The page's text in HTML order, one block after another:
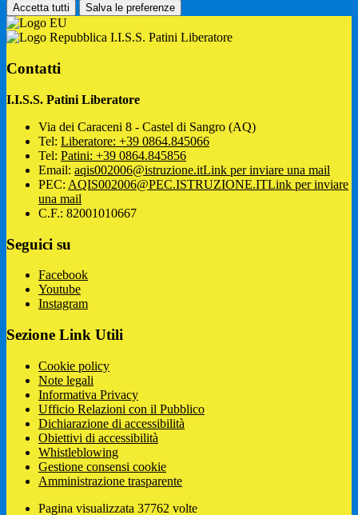
Accetta tutti Salva le preferenze
I.I.S.S. Patini Liberatore
Contatti
I.I.S.S. Patini Liberatore
Via dei Caraceni 8 - Castel di Sangro (AQ)
Tel: Liberatore: +39 0864.845066
Tel: Patini: +39 0864.845856
Email: aqis002006@istruzione.itLink per inviare una mail
PEC: AQIS002006@PEC.ISTRUZIONE.ITLink per inviare
una mail
C.F.: 82001010667
Seguici su
Facebook
Youtube
Instagram
Sezione Link Utili
Cookie policy
Note legali
Informativa Privacy
Ufficio Relazioni con il Pubblico
Dichiarazione di accessibilità
Obiettivi di accessibilità
Whistleblowing
Gestione consensi cookie
Amministrazione trasparente
Pagina visualizzata 37762 volte